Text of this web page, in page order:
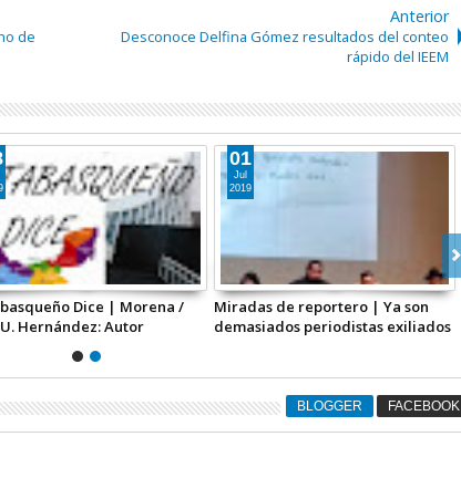
de
Anterior
Desconoce Delfina Gómez resultados del conteo
rápido del IEEM
Dice | Morena /
U. Hernández: Autor
Miradas de reportero | Ya son
demasiados periodistas exiliados
01
Jul
2019
BLOGGER FACEBOOK